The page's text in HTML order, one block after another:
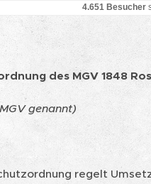
4.651 Besucher
des MGV 1848
genannt)
regelt